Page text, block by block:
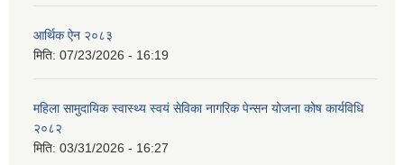
आर्थिक ऐन २०८३
मिति: 07/23/2026 - 16:19
महिला सामुदायिक स्वास्थ्य स्वयं सेविका नागरिक पेन्सन योजना कोष कार्यविधि
२०८२
मिति: 03/31/2026 - 16:27